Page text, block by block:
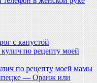
с капустой
по рецепту моей
по рецепту моей мамы
— Оранж или